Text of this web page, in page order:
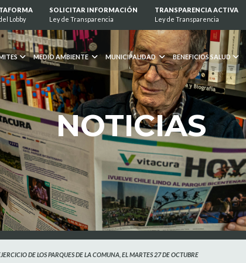
Lobby
SOLICITAR INFORMACIÓN
Ley de Transparencia
TRANSPARENCIA ACTIVA
Ley de Transparencia
MEDIO AMBIENTE MUNICIPALIDAD BENEFICIOS SALUD
NOTICIAS
DE LOS PARQUES DE LA COMUNA, EL MARTES 27 DE OCTUBRE